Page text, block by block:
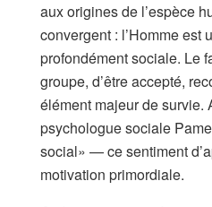
aux origines de l’espèce
convergent : l’Homme est
profondément sociale. Le
groupe, d’être accepté,
élément majeur de survie.
psychologue sociale
social» — ce sentiment
motivation primordiale.